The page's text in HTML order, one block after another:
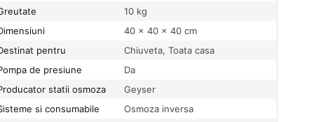
10 kg
40 × 40 × 40 cm
pentru
Chiuveta, Toata casa
de presiune
Da
statii osmoza
Geyser
si consumabile
Osmoza inversa